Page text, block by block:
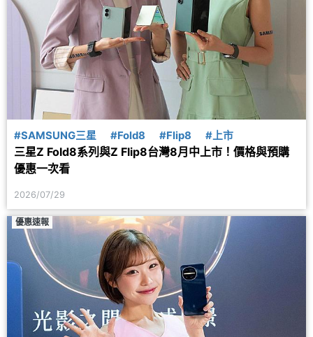
#SAMSUNG三星 #Fold8 #Flip8 #上市
三星Z Fold8系列與Z Flip8台灣8月中上市！價格與預購
優惠一次看
2026/07/29
優惠速報